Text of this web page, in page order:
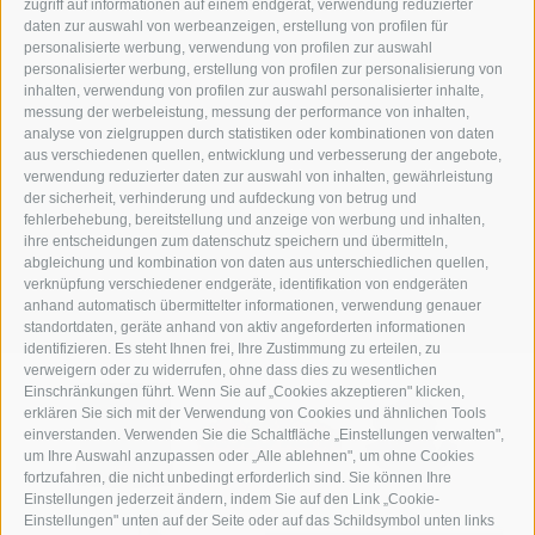
zugriff auf informationen auf einem endgerät, verwendung reduzierter
daten zur auswahl von werbeanzeigen, erstellung von profilen für
personalisierte werbung, verwendung von profilen zur auswahl
personalisierter werbung, erstellung von profilen zur personalisierung von
inhalten, verwendung von profilen zur auswahl personalisierter inhalte,
messung der werbeleistung, messung der performance von inhalten,
analyse von zielgruppen durch statistiken oder kombinationen von daten
aus verschiedenen quellen, entwicklung und verbesserung der angebote,
verwendung reduzierter daten zur auswahl von inhalten, gewährleistung
der sicherheit, verhinderung und aufdeckung von betrug und
fehlerbehebung, bereitstellung und anzeige von werbung und inhalten,
ihre entscheidungen zum datenschutz speichern und übermitteln,
abgleichung und kombination von daten aus unterschiedlichen quellen,
verknüpfung verschiedener endgeräte, identifikation von endgeräten
anhand automatisch übermittelter informationen, verwendung genauer
standortdaten, geräte anhand von aktiv angeforderten informationen
identifizieren. Es steht Ihnen frei, Ihre Zustimmung zu erteilen, zu
verweigern oder zu widerrufen, ohne dass dies zu wesentlichen
Einschränkungen führt. Wenn Sie auf „Cookies akzeptieren" klicken,
erklären Sie sich mit der Verwendung von Cookies und ähnlichen Tools
einverstanden. Verwenden Sie die Schaltfläche „Einstellungen verwalten",
um Ihre Auswahl anzupassen oder „Alle ablehnen", um ohne Cookies
fortzufahren, die nicht unbedingt erforderlich sind. Sie können Ihre
Einstellungen jederzeit ändern, indem Sie auf den Link „Cookie-
Einstellungen" unten auf der Seite oder auf das Schildsymbol unten links
Gasthof Huber in Prags
Innerprags 6 - 39030 Prags - Hochpustertal - Pustertal -
Dolomiten - Südtirol
Tel.+39 0474 748 670- Fax+39 0474 749 291
info@gasthof-huber.it
IMPRESSUM SITEMAP COOKIE-RICHTLINIE PRIVACY Cookie Präferenzen
UID IT02248530210